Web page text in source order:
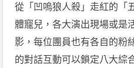
從「凹嗚狼人殺」走紅的「
體寵兒，各大演出現場或是
影，每位團員也有各自的粉
的對話互動可以鎖定八大綜